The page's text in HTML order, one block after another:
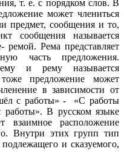
т. е. с порядком слов. В
может члениться
предмет, сообщения и то,
сообщения называется
ремой. Рема представляет
часть предложения.
и рему называется
предложение может
в зависимости от
с работы» - «С работы
В русском языке
взаимное расположение
Внутри этих групп тип
и сказуемого,